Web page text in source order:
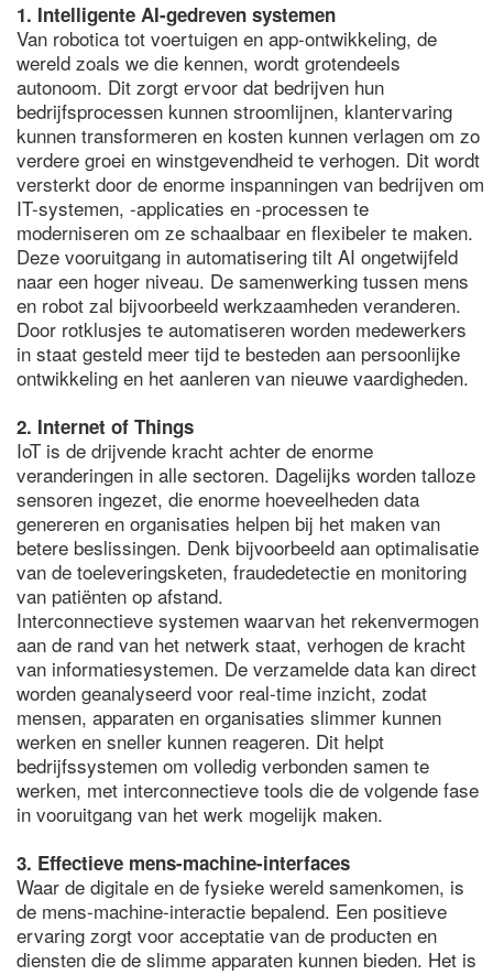
1. Intelligente AI-gedreven systemen
Van robotica tot voertuigen en app-ontwikkeling, de
wereld zoals we die kennen, wordt grotendeels
autonoom. Dit zorgt ervoor dat bedrijven hun
bedrijfsprocessen kunnen stroomlijnen, klantervaring
kunnen transformeren en kosten kunnen verlagen om zo
verdere groei en winstgevendheid te verhogen. Dit wordt
versterkt door de enorme inspanningen van bedrijven om
IT-systemen, -applicaties en -processen te
moderniseren om ze schaalbaar en flexibeler te maken.
Deze vooruitgang in automatisering tilt AI ongetwijfeld
naar een hoger niveau. De samenwerking tussen mens
en robot zal bijvoorbeeld werkzaamheden veranderen.
Door rotklusjes te automatiseren worden medewerkers
in staat gesteld meer tijd te besteden aan persoonlijke
ontwikkeling en het aanleren van nieuwe vaardigheden.
2. Internet of Things
IoT is de drijvende kracht achter de enorme
veranderingen in alle sectoren. Dagelijks worden talloze
sensoren ingezet, die enorme hoeveelheden data
genereren en organisaties helpen bij het maken van
betere beslissingen. Denk bijvoorbeeld aan optimalisatie
van de toeleveringsketen, fraudedetectie en monitoring
van patiënten op afstand.
Interconnectieve systemen waarvan het rekenvermogen
aan de rand van het netwerk staat, verhogen de kracht
van informatiesystemen. De verzamelde data kan direct
worden geanalyseerd voor real-time inzicht, zodat
mensen, apparaten en organisaties slimmer kunnen
werken en sneller kunnen reageren. Dit helpt
bedrijfssystemen om volledig verbonden samen te
werken, met interconnectieve tools die de volgende fase
in vooruitgang van het werk mogelijk maken.
3. Effectieve mens-machine-interfaces
Waar de digitale en de fysieke wereld samenkomen, is
de mens-machine-interactie bepalend. Een positieve
ervaring zorgt voor acceptatie van de producten en
diensten die de slimme apparaten kunnen bieden. Het is